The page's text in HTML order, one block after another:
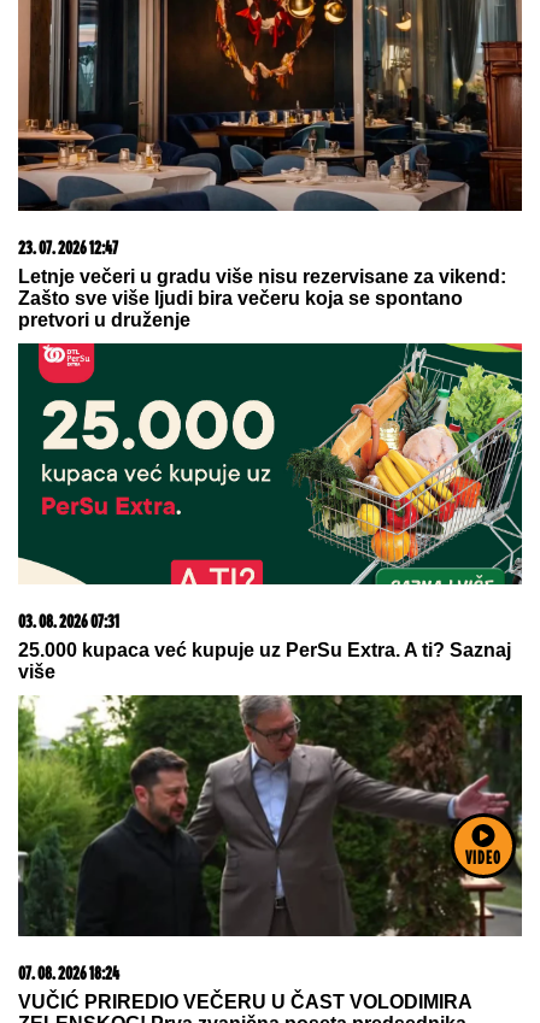
VIDEO
05. 08. 2026 06:45
Šta dete nasleđuje od oca, a šta od majke? Sve što
treba da znate o genetici
03. 08. 2026 13:23
Hibrid broj 1 koji osvaja Evropu, sada po specijalnoj
akcijskoj ceni od 19.990€ do 31.8.
07. 08. 2026 18:33
POGREŠNA RAČUNICA U KIJEVU: Gde je Zelenski
napravio ključnu grešku u odnosima sa Trampom